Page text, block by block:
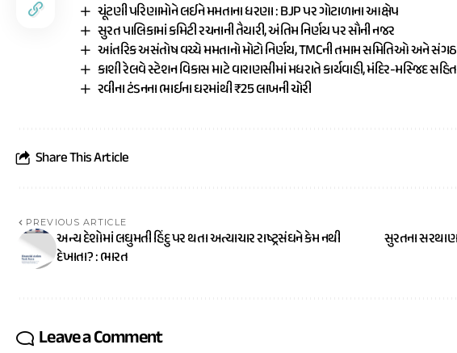
ચૂંટણી પરિણામોને લઈને મમતાના ધરણા : BJP પર ગોટાળાના આક્ષેપ
સુરત પાલિકામાં કમિટી રચનાની તૈયારી, અંતિમ નિર્ણય પર સૌની નજર
આંતરિક અસંતોષ વચ્ચે મમતાનો મોટો નિર્ણય, TMCની તમામ સમિતિઓ અને
કાશી રેલવે સ્ટેશન વિકાસ માટે વારાણસીમાં મધરાતે કાર્યવાહી, મંદિર-મસ્જિદ
રવીના ટંડનના ભાઈના ઘરમાંથી ₹25 લાખની ચોરી
Share This Article
PREVIOUS ARTICLE
અન્ય દેશોમાં લઘુમતી હિંદુ પર થતા અત્યાચાર રાષ્ટ્રસંઘને કેમ નથી
દેખાતા? : ભારત
સુરતના
Leave a Comment